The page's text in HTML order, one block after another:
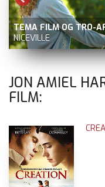
TEMA FILM OG TRO-
NICEVILLE
JON AMIEL
FILM: